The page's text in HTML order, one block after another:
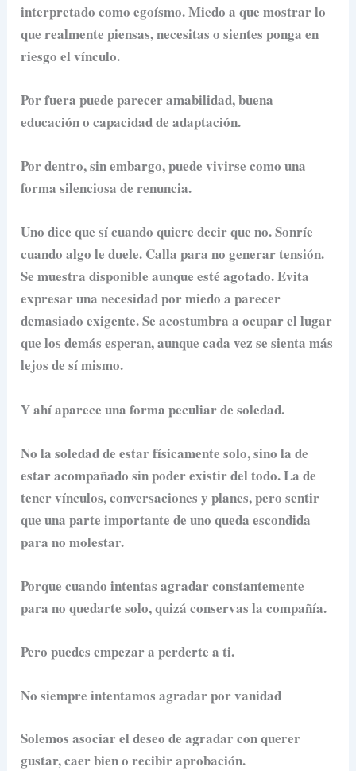
interpretado como egoísmo. Miedo a que mostrar lo
que realmente piensas, necesitas o sientes ponga en
riesgo el vínculo.
Por fuera puede parecer amabilidad, buena
educación o capacidad de adaptación.
Por dentro, sin embargo, puede vivirse como una
forma silenciosa de renuncia.
Uno dice que sí cuando quiere decir que no. Sonríe
cuando algo le duele. Calla para no generar tensión.
Se muestra disponible aunque esté agotado. Evita
expresar una necesidad por miedo a parecer
demasiado exigente. Se acostumbra a ocupar el lugar
que los demás esperan, aunque cada vez se sienta más
lejos de sí mismo.
Y ahí aparece una forma peculiar de soledad.
No la soledad de estar físicamente solo, sino la de
estar acompañado sin poder existir del todo. La de
tener vínculos, conversaciones y planes, pero sentir
que una parte importante de uno queda escondida
para no molestar.
Porque cuando intentas agradar constantemente
para no quedarte solo, quizá conservas la compañía.
Pero puedes empezar a perderte a ti.
No siempre intentamos agradar por vanidad
Solemos asociar el deseo de agradar con querer
gustar, caer bien o recibir aprobación.